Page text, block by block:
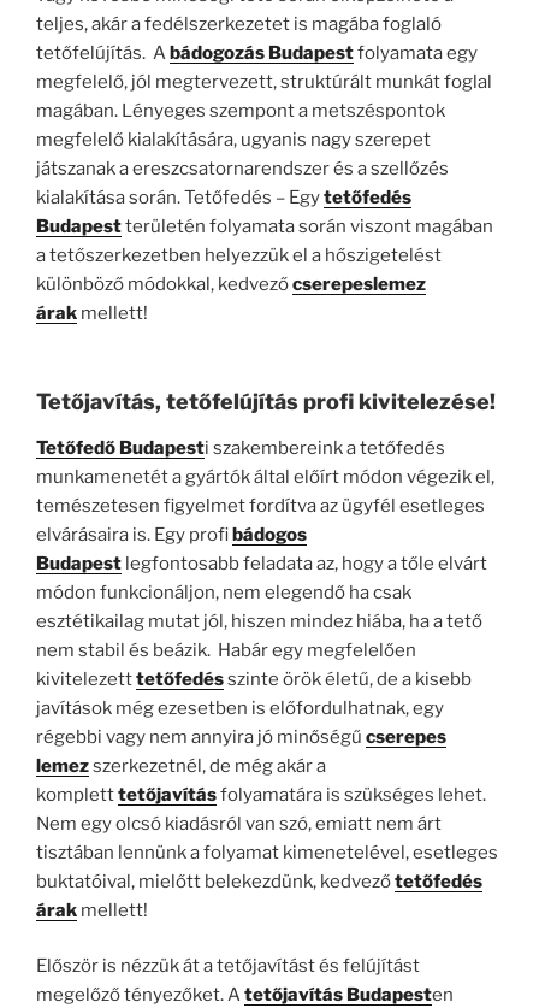
teljes, akár a fedélszerkezetet is magába foglaló
tetőfelújítás. Abádogozás Budapestfolyamata egy
megfelelő, jól megtervezett, struktúrált munkát foglal
magában. Lényeges szempont a metszéspontok
megfelelő kialakítására, ugyanis nagy szerepet
játszanak a ereszcsatornarendszer és a szellőzés
kialakítása során. Tetőfedés – Egytetőfedés
Budapestterületén folyamata során viszont magában
a tetőszerkezetben helyezzük el a hőszigetelést
különböző módokkal, kedvezőcserepeslemez
árak mellett!
Tetőjavítás, tetőfelújítás profi kivitelezése!
Tetőfedő Budapesti szakembereink a tetőfedés
munkamenetét a gyártók által előírt módon végezik el,
temészetesen figyelmet fordítva az ügyfél esetleges
elvárásaira is. Egy profibádogos
Budapest legfontosabb feladata az, hogy a tőle elvárt
módon funkcionáljon, nem elegendő ha csak
esztétikailag mutat jól, hiszen mindez hiába, ha a tető
nem stabil és beázik. Habár egy megfelelően
kivitelezetttetőfedésszinte örök életű, de a kisebb
javítások még ezesetben is előfordulhatnak, egy
régebbi vagy nem annyira jó minőségű cserepes
lemezszerkezetnél, de még akár a
kompletttetőjavításfolyamatára is szükséges lehet.
Nem egy olcsó kiadásról van szó, emiatt nem árt
tisztában lennünk a folyamat kimenetelével, esetleges
buktatóival, mielőtt belekezdünk, kedvezőtetőfedés
árak mellett!
Először is nézzük át a tetőjavítást és felújítást
megelőző tényezőket. Atetőjavítás Budapesten